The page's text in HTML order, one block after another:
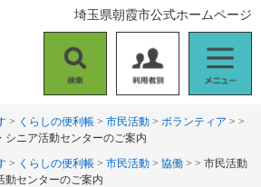
索
用
者
別
ニ
ュ
埼玉県朝霞市公式ホームページ
> くらしの便利帳 > 市民活動 > ボランティア > >
ニア活動センターのご案内
> くらしの便利帳 > 市民活動 > 協働 > > 市民活動
動センターのご案内